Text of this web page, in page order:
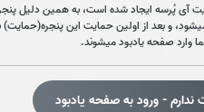
آی پُرسه ایجاد شده است، به همین دلیل
و بعد از اولین حمایت این
وارد صفحه یادبود میشوند.
- ورود به صفحه یادبود
جزء 22